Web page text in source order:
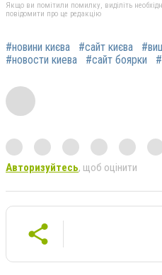
Якщо ви помітили помилку, виділіть
повідомити про це редакцію
#новини києва #сайт києва
#новости киева
#сайт боярки
Авторизуйтесь, щоб оцінити